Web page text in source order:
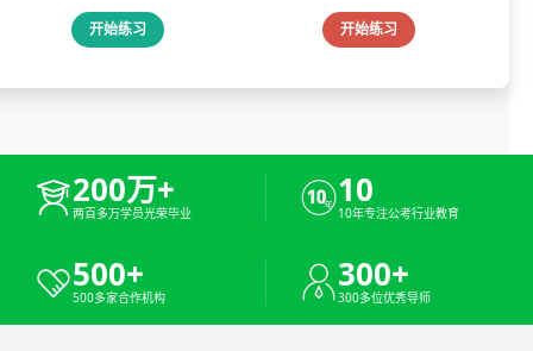
开始练习 开始练习
200万+
两百多万学员光荣毕业
10
10年专注公考行业教育
500+
500多家合作机构
300+
300多位优秀导师